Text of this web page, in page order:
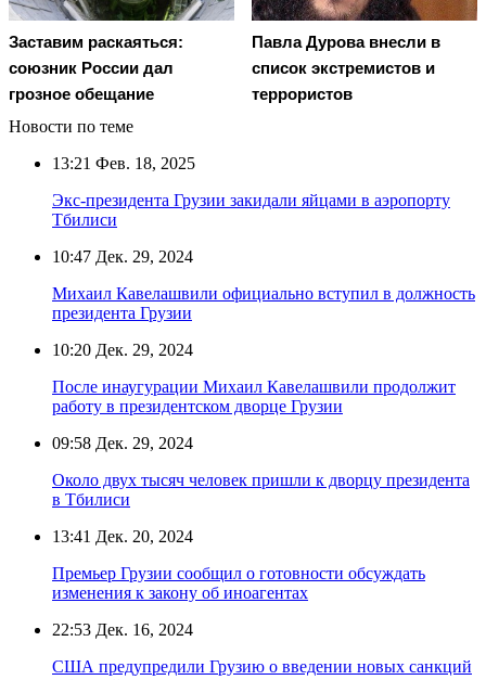
Заставим раскаяться:
союзник России дал
грозное обещание
Павла Дурова внесли в
список экстремистов и
террористов
Новости по теме
13:21 Фев. 18, 2025
Экс-президента Грузии закидали яйцами в аэропорту
Тбилиси
10:47 Дек. 29, 2024
Михаил Кавелашвили официально вступил в должность
президента Грузии
10:20 Дек. 29, 2024
После инаугурации Михаил Кавелашвили продолжит
работу в президентском дворце Грузии
09:58 Дек. 29, 2024
Около двух тысяч человек пришли к дворцу президента
в Тбилиси
13:41 Дек. 20, 2024
Премьер Грузии сообщил о готовности обсуждать
изменения к закону об иноагентах
22:53 Дек. 16, 2024
США предупредили Грузию о введении новых санкций